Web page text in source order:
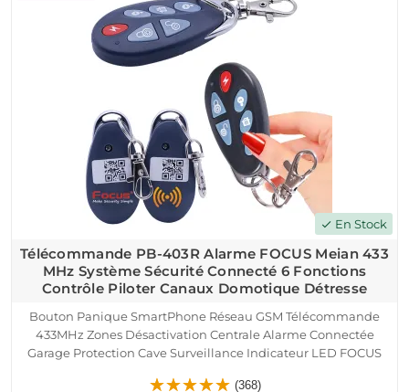
check En Stock
Télécommande PB-403R Alarme FOCUS Meian 433
MHz Système Sécurité Connecté 6 Fonctions
Contrôle Piloter Canaux Domotique Détresse
Bouton Panique SmartPhone Réseau GSM Télécommande
433MHz Zones Désactivation Centrale Alarme Connectée
Garage Protection Cave Surveillance Indicateur LED FOCUS
Détresse SOS Système Sécurité Connecté
(368)